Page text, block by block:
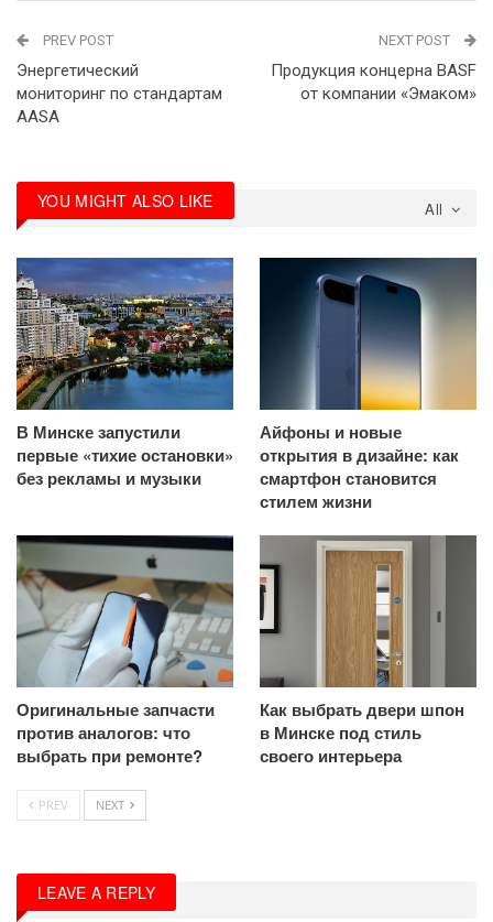
PREV POST
Энергетический
мониторинг по стандартам
AASА
NEXT POST
Продукция концерна BASF
от компании «Эмаком»
All
YOU MIGHT ALSO LIKE
В Минске запустили
первые «тихие остановки»
без рекламы и музыки
Айфоны и новые
открытия в дизайне: как
смартфон становится
стилем жизни
Оригинальные запчасти
против аналогов: что
выбрать при ремонте?
Как выбрать двери шпон
в Минске под стиль
своего интерьера
PREV NEXT
LEAVE A REPLY